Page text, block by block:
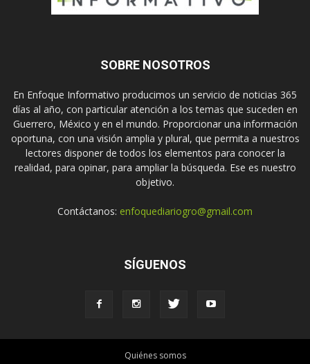
SOBRE NOSOTROS
En Enfoque Informativo producimos un servicio de noticias 365
días al año, con particular atención a los temas que suceden en
Guerrero, México y en el mundo. Proporcionar una información
oportuna, con una visión amplia y plural, que permita a nuestros
lectores disponer de todos los elementos para conocer la
realidad, para opinar, para ampliar la búsqueda. Ese es nuestro
objetivo.
Contáctanos: enfoquediariogro@gmail.com
SÍGUENOS
Quiénes somos